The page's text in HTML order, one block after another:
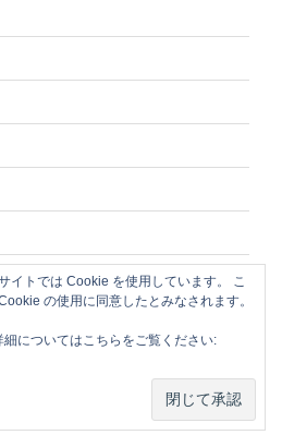
イトでは Cookie を使用しています。 こ
の使用に同意したとみなされます。
についてはこちらをご覧ください: